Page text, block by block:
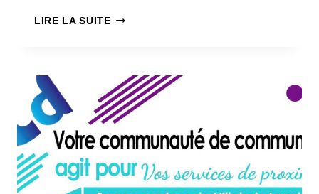
LIRE LA SUITELES
CHEMINS
SE
FONT
UN
NOM